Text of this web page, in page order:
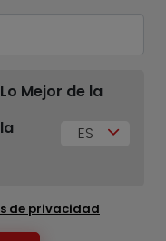
Mejor de la
ES
de privacidad